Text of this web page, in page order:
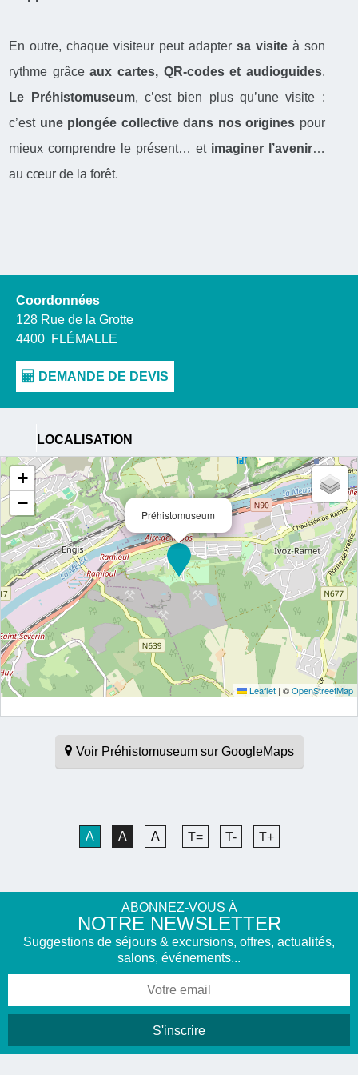
En outre, chaque visiteur peut adapter sa visiteà son
rythme grâceaux cartes, QR-codes et audioguides.
Le Préhistomuseum, c’est bien plus qu’une visite :
c’est une plongée collective dans nos origines pour
mieux comprendre le présent… et imaginer l’avenir…
au cœur de la forêt.
Coordonnées
128 Rue de la Grotte
4400 FLÉMALLE
LOCALISATION
Préhistomuseum
+
−
Leaflet | ©OpenStreetMap
Voir Préhistomuseum sur GoogleMaps
A A A T= T- T+
ABONNEZ-VOUS À
NOTRE NEWSLETTER
Suggestions de séjours & excursions, offres, actualités,
salons, événements...